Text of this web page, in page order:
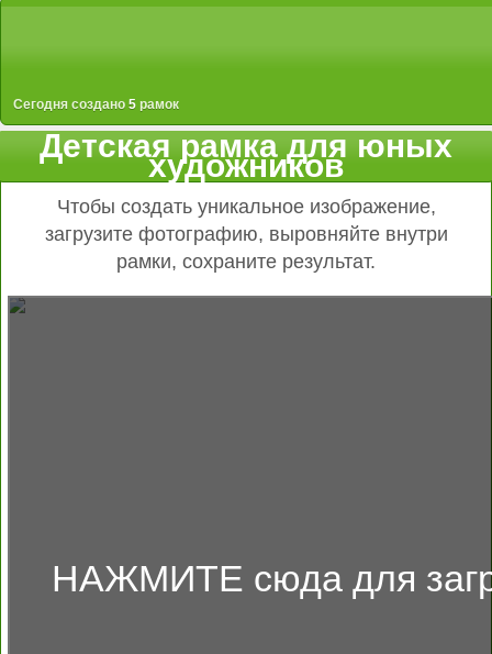
Сегодня создано 5 рамок
Детская рамка для юных
художников
Чтобы создать уникальное изображение,
загрузите фотографию, выровняйте внутри
рамки, сохраните результат.
НАЖМИТЕ сюда для